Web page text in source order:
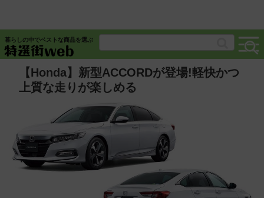
暮らしの中でベストな商品を選ぶ
【Honda】新型ACCORDが登場!軽快かつ
上質な走りが楽しめる